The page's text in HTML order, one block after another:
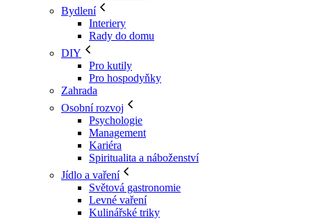
Bydlení
Interiery
Rady do domu
DIY
Pro kutily
Pro hospodyňky
Zahrada
Osobní rozvoj
Psychologie
Management
Kariéra
Spiritualita a náboženství
Jídlo a vaření
Světová gastronomie
Levné vaření
Kulinářské triky